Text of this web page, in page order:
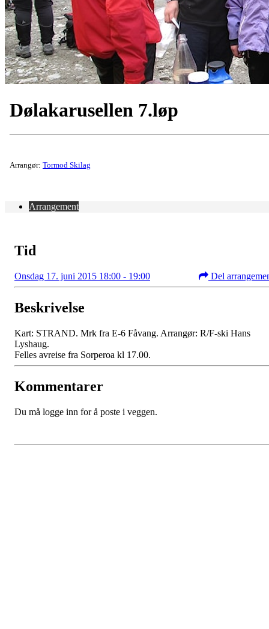
Dølakarusellen 7.løp
Arrangør: Tormod Skilag
Arrangement
Tid
Onsdag 17. juni 2015 18:00 - 19:00 Del
Beskrivelse
Kart: STRAND. Mrk fra E-6 Fåvang. Arrangør: R/F-ski Hans
Lyshaug.
Felles avreise fra Sorperoa kl 17.00.
Kommentarer
Du må logge inn for å poste i veggen.